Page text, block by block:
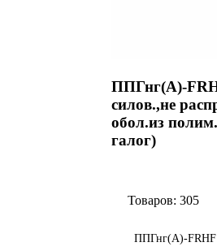
ППГнг(А)-
силов.,не
обол.из
галог)
Товаров: 305
ППГнг(А)-FRHF